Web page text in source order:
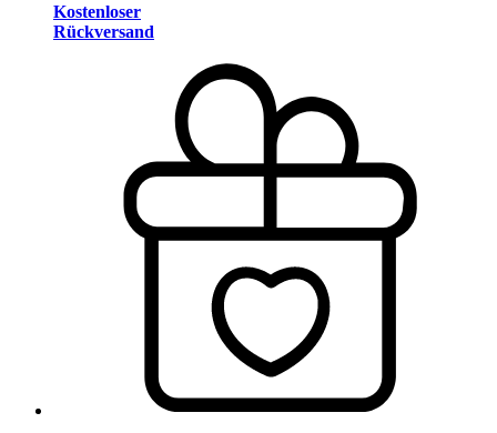
Kostenloser
Rückversand